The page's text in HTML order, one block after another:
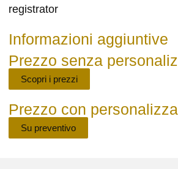
registrator
Informazioni aggiuntive
Prezzo senza
Scopri i prezzi
Prezzo con
Su preventivo